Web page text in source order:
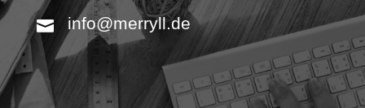
info@merryll.de